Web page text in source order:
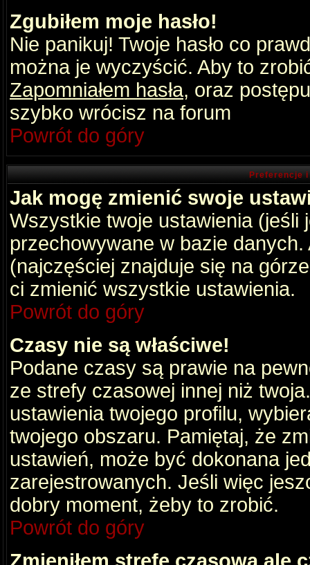
Zgubiłem moje hasło!
Nie panikuj! Twoje hasło co
można je wyczyścić. Aby to
Zapomniałem hasła, oraz
szybko wrócisz na forum
Powrót do góry
Preferencje
Jak mogę zmienić swoje
Wszystkie twoje ustawienia (jeśli
przechowywane w bazie
(najczęściej znajduje się na
ci zmienić wszystkie ustawienia.
Powrót do góry
Czasy nie są właściwe!
Podane czasy są prawie na
ze strefy czasowej innej niż
ustawienia twojego profilu,
twojego obszaru. Pamiętaj, że
ustawień, może być dokonana
zarejestrowanych. Jeśli więc
dobry moment, żeby to zrobić.
Powrót do góry